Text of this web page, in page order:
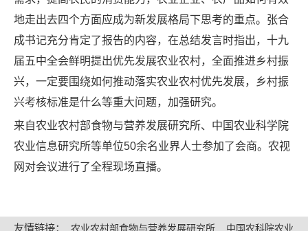
地走出去四个方面应成为新发展格局下思考的重点。张合
成书记充分肯定了报告的内容，在总结发言时指出，十九
届五中全会鲜明提出优先发展农业农村，全面推进乡村振
兴，一定要围绕如何推动落实农业农村优先发展，乡村振
兴考核标准是什么等重大问题，加强研究。
来自农业农村部食物与营养发展研究所、中国农业科学院
农业信息研究所等单位50余名业界人士参加了会商。农视
网对会议进行了全程现场直播。
友情链接： 农业农村部食物与营养发展研究所 中国农科院农业